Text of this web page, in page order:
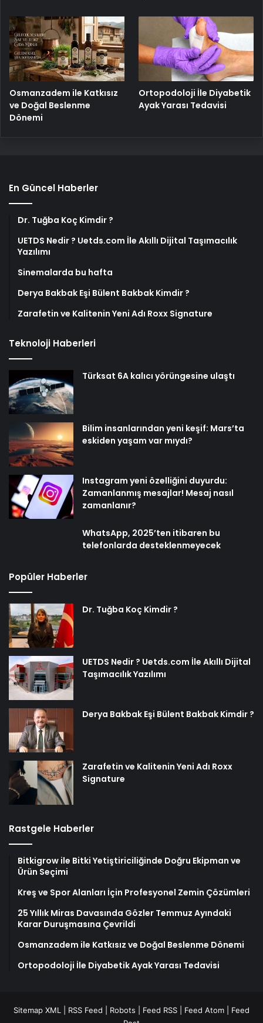
Osmanzadem ile Katkısız
ve Doğal Beslenme
Dönemi
Ortopodoloji İle Diyabetik
Ayak Yarası Tedavisi
En Güncel Haberler
Dr. Tuğba Koç Kimdir ?
UETDS Nedir ? Uetds.com İle Akıllı Dijital Taşımacılık
Yazılımı
Sinemalarda bu hafta
Derya Bakbak Eşi Bülent Bakbak Kimdir ?
Zarafetin ve Kalitenin Yeni Adı Roxx Signature
Teknoloji Haberleri
Türksat 6A kalıcı yörüngesine ulaştı
Bilim insanlarından yeni keşif: Mars’ta
eskiden yaşam var mıydı?
Instagram yeni özelliğini duyurdu:
Zamanlanmış mesajlar! Mesaj nasıl
zamanlanır?
WhatsApp, 2025’ten itibaren bu
telefonlarda desteklenmeyecek
Popüler Haberler
Dr. Tuğba Koç Kimdir ?
UETDS Nedir ? Uetds.com İle Akıllı Dijital
Taşımacılık Yazılımı
Derya Bakbak Eşi Bülent Bakbak Kimdir ?
Zarafetin ve Kalitenin Yeni Adı Roxx
Signature
Rastgele Haberler
Bitkigrow ile Bitki Yetiştiriciliğinde Doğru Ekipman ve
Ürün Seçimi
Kreş ve Spor Alanları İçin Profesyonel Zemin Çözümleri
25 Yıllık Miras Davasında Gözler Temmuz Ayındaki
Karar Duruşmasına Çevrildi
Osmanzadem ile Katkısız ve Doğal Beslenme Dönemi
Ortopodoloji İle Diyabetik Ayak Yarası Tedavisi
Sitemap XML RSS Feed Robots Feed RSS Feed Atom
Feed